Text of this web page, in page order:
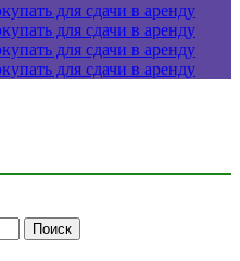
для сдачи в аренду
для сдачи в аренду
для сдачи в аренду
для сдачи в аренду